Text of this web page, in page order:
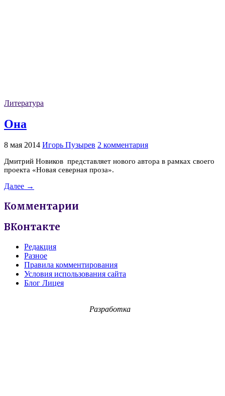
Литература
Она
8 мая 2014 Игорь Пузырев 2 комментария
Дмитрий Новиков представляет нового автора в рамках своего
проекта «Новая северная проза».
Далее →
Комментарии
ВКонтакте
Редакция
Разное
Правила комментирования
Условия использования сайта
Блог Лицея
Разработка